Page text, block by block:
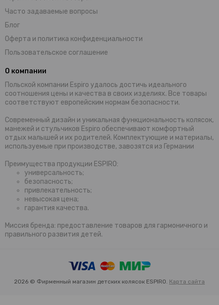
Часто задаваемые вопросы
Блог
Оферта и политика конфиденциальности
Пользовательское соглашение
О компании
Польской компании Espiro удалось достичь идеального
соотношения цены и качества в своих изделиях. Все товары
соответствуют европейским нормам безопасности.
Современный дизайн и уникальная функциональность колясок,
манежей и стульчиков Espiro обеспечивают комфортный
отдых малышей и их родителей. Комплектующие и материалы,
используемые при производстве, завозятся из Германии
Преимущества продукции ESPIRO:
универсальность;
безопасность;
привлекательность;
невысокая цена;
гарантия качества.
Миссия бренда: предоставление товаров для гармоничного и
правильного развития детей.
2026 © Фирменный магазин детских колясок ESPIRO. Карта сайта